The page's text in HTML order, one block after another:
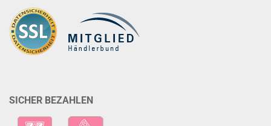
SICHER BEZAHLEN